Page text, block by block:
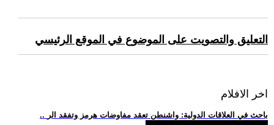
التعليق والتصويت على الموضوع في الموقع الرئيسي
اخر الافلام
.. باحث في العلاقات الدولية: واشنطن تعقد مفاوضات هرمز وتفقد الر